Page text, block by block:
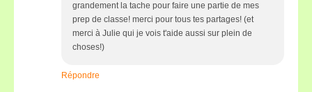
grandement la tache pour faire une partie de mes
prep de classe! merci pour tous tes partages! (et
merci à Julie qui je vois t'aide aussi sur plein de
choses!)
Répondre